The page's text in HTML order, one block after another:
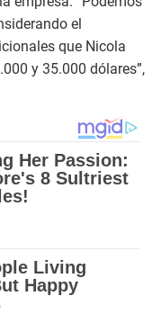
el
que Nicola
y 35.000 dólares”,